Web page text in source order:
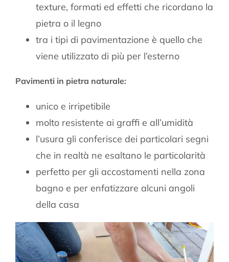
texture, formati ed effetti che ricordano la
pietra o il legno
tra i tipi di pavimentazione è quello che
viene utilizzato di più per l’esterno
Pavimenti in pietra naturale:
unico e irripetibile
molto resistente ai graffi e all’umidità
l’usura gli conferisce dei particolari segni
che in realtà ne esaltano le particolarità
perfetto per gli accostamenti nella zona
bagno e per enfatizzare alcuni angoli
della casa